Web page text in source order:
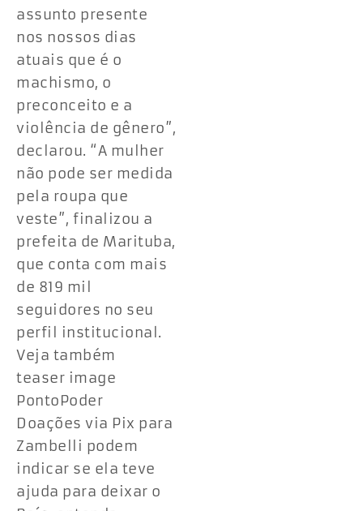
assunto presente
nos nossos dias
atuais que é o
machismo, o
preconceito e a
violência de gênero”,
declarou. “A mulher
não pode ser medida
pela roupa que
veste”, finalizou a
prefeita de Marituba,
que conta com mais
de 819 mil
seguidores no seu
perfil institucional.
Veja também
teaser image
PontoPoder
Doações via Pix para
Zambelli podem
indicar se ela teve
ajuda para deixar o